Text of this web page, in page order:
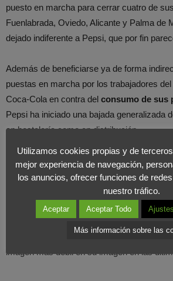
puesto en marcha para cerrar cuatro de
Fuenlabrada, Oviedo, Alicante y Palma de
dejado indiferente a Pepsi, que por fin
Además de beneficiarse ya de forma
puestas en marcha por los trabajadores
Coca-Cola en contra del consumo de sus
Pepsi ha iniciado una bajada generalizada
en hostelería como en distribución.
Quizá haya esperado
a ver cómo
embotelladora, ya que ninguna empresa
situaciones parecidas, si bien
mejor gestionadas que la de Iberian
caso podría simple y pura lentitud a la hora
imagen más débil en su imagen en las
Utilizamos cookies propias y de
mejor experiencia de navegación,
los anuncios, ofrecer funciones de
nuestro tráfico.
Aceptar Aceptar Todo Ajustes
Más información sobre las